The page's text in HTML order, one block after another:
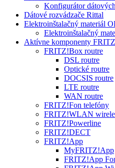
Konfigurátor
Dátové rozvádzače Rittal
Elektroinštalačný materiál
Elektroinštalačný
Aktívne komponenty
FRITZ!Box routre
DSL routre
Optické routre
DOCSIS routre
LTE routre
WAN routre
FRITZ!Fon telefóny
FRITZ!WLAN
FRITZ!Powerline
FRITZ!DECT
FRITZ!App
MyFRITZ!App
FRITZ!App